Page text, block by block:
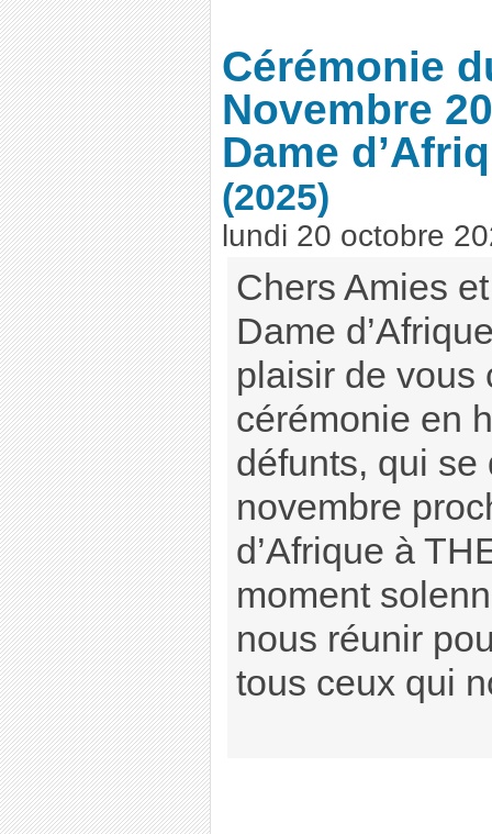
Cérémonie
Novembre
Dame
(2025)
lundi 20 octobre
Chers Amies
Dame
plaisir de vous
cérémonie en
défunts, qui se
novembre
d’Afrique à
moment
nous réunir
tous ceux qui